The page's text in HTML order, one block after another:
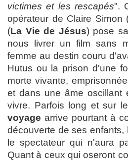
victimes et les rescapés".
opérateur de Claire Simon
(La Vie de Jésus) pose
nous livrer un film sans
femme au destin couru
Hutus ou la prison d'une
morte vivante,
et dans une âme oscillant
vivre. Parfois long et sur
voyage arrive pourtant à
découverte de ses
le spectateur qui n'aura
Quant à ceux qui oseront